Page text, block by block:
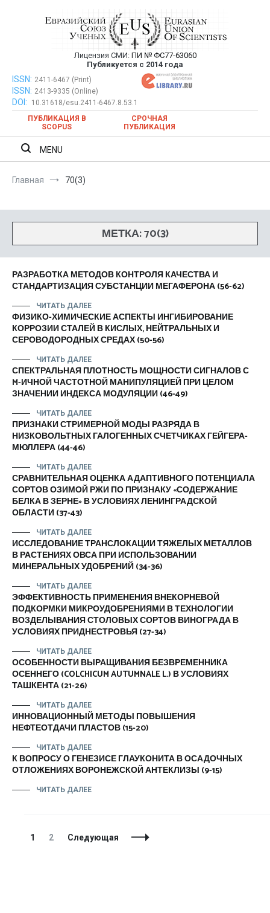
Евразийский Союз Ученых —
публикация научных статей в
ежемесячном научном журнале
Лицензия СМИ: ПИ № ФС77-63060
Публикуется с 2014 года
Евразийский Союз Ученых — публикация научных статей в
ежемесячном научном журнале
ISSN: 2411-6467 (Print)
ISSN: 2413-9335 (Online)
DOI:
10.31618/esu.2411-6467.8.53.1
ПУБЛИКАЦИЯ В
SCOPUS
СРОЧНАЯ
ПУБЛИКАЦИЯ
MENU
Главная 70(3)
МЕТКА:70(3)
РАЗРАБОТКА МЕТОДОВ КОНТРОЛЯ КАЧЕСТВА И
СТАНДАРТИЗАЦИЯ СУБСТАНЦИИ МЕГАФЕРОНА (56-62)
ЧИТАТЬ ДАЛЕЕ
ФИЗИКО-ХИМИЧЕСКИЕ АСПЕКТЫ ИНГИБИРОВАНИЕ
КОРРОЗИИ СТАЛЕЙ В КИСЛЫХ, НЕЙТРАЛЬНЫХ И
СЕРОВОДОРОДНЫХ СРЕДАХ (50-56)
ЧИТАТЬ ДАЛЕЕ
СПЕКТРАЛЬНАЯ ПЛОТНОСТЬ МОЩНОСТИ СИГНАЛОВ С
M-ИЧНОЙ ЧАСТОТНОЙ МАНИПУЛЯЦИЕЙ ПРИ ЦЕЛОМ
ЗНАЧЕНИИ ИНДЕКСА МОДУЛЯЦИИ (46-49)
ЧИТАТЬ ДАЛЕЕ
ПРИЗНАКИ СТРИМЕРНОЙ МОДЫ РАЗРЯДА В
НИЗКОВОЛЬТНЫХ ГАЛОГЕННЫХ СЧЕТЧИКАХ ГЕЙГЕРА-
МЮЛЛЕРА (44-46)
ЧИТАТЬ ДАЛЕЕ
СРАВНИТЕЛЬНАЯ ОЦЕНКА АДАПТИВНОГО ПОТЕНЦИАЛА
СОРТОВ ОЗИМОЙ РЖИ ПО ПРИЗНАКУ «СОДЕРЖАНИЕ
БЕЛКА В ЗЕРНЕ» В УСЛОВИЯХ ЛЕНИНГРАДСКОЙ
ОБЛАСТИ (37-43)
ЧИТАТЬ ДАЛЕЕ
ИССЛЕДОВАНИЕ ТРАНСЛОКАЦИИ ТЯЖЕЛЫХ МЕТАЛЛОВ
В РАСТЕНИЯХ ОВСА ПРИ ИСПОЛЬЗОВАНИИ
МИНЕРАЛЬНЫХ УДОБРЕНИЙ (34-36)
ЧИТАТЬ ДАЛЕЕ
ЭФФЕКТИВНОСТЬ ПРИМЕНЕНИЯ ВНЕКОРНЕВОЙ
ПОДКОРМКИ МИКРОУДОБРЕНИЯМИ В ТЕХНОЛОГИИ
ВОЗДЕЛЫВАНИЯ СТОЛОВЫХ СОРТОВ ВИНОГРАДА В
УСЛОВИЯХ ПРИДНЕСТРОВЬЯ (27-34)
ЧИТАТЬ ДАЛЕЕ
ОСОБЕННОСТИ ВЫРАЩИВАНИЯ БЕЗВРЕМЕННИКА
ОСЕННЕГО (COLCHICUM AUTUMNALE L.) В УСЛОВИЯХ
ТАШКЕНТА (21-26)
ЧИТАТЬ ДАЛЕЕ
ИННОВАЦИОННЫЙ МЕТОДЫ ПОВЫШЕНИЯ
НЕФТЕОТДАЧИ ПЛАСТОВ (15-20)
ЧИТАТЬ ДАЛЕЕ
К ВОПРОСУ О ГЕНЕЗИСЕ ГЛАУКОНИТА В ОСАДОЧНЫХ
ОТЛОЖЕНИЯХ ВОРОНЕЖСКОЙ АНТЕКЛИЗЫ (9-15)
ЧИТАТЬ ДАЛЕЕ
Навигация
Страница
1 Страница
2 Следующая